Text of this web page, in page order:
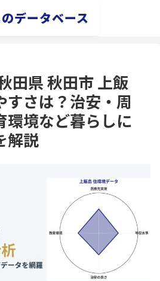
データベース
田県 秋田市 上飯
すさは？治安・周
環境など暮らしに
解説